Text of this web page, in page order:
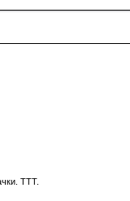
ТТТ.